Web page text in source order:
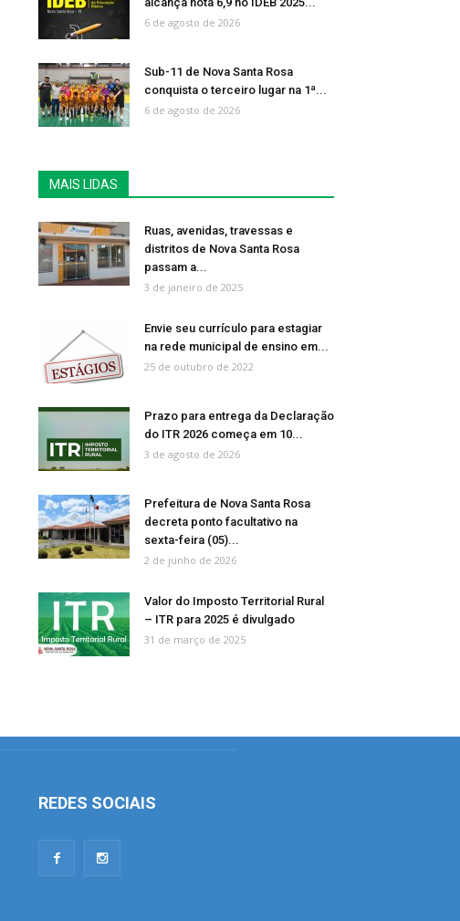
6 de agosto de 2026
Sub-11 de Nova Santa Rosa
conquista o terceiro lugar na 1ª...
6 de agosto de 2026
MAIS LIDAS
Ruas, avenidas, travessas e
distritos de Nova Santa Rosa
passam a...
3 de janeiro de 2025
Envie seu currículo para estagiar
na rede municipal de ensino em...
25 de outubro de 2022
Prazo para entrega da Declaração
do ITR 2026 começa em 10...
3 de agosto de 2026
Prefeitura de Nova Santa Rosa
decreta ponto facultativo na
sexta-feira (05)...
2 de junho de 2026
Valor do Imposto Territorial Rural
– ITR para 2025 é divulgado
31 de março de 2025
REDES SOCIAIS